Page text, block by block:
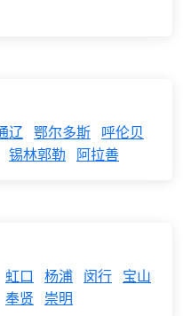
辽 鄂尔多斯 呼伦贝
锡林郭勒 阿拉善
虹口 杨浦 闵行 宝山
奉贤 崇明